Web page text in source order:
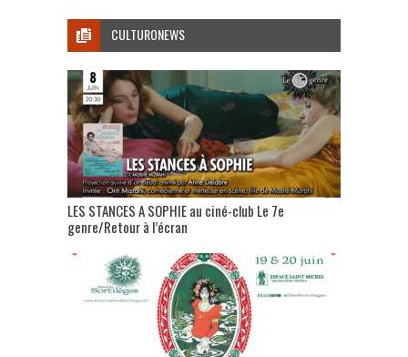
CULTURONEWS
LES STANCES A SOPHIE au ciné-club Le 7e
genre/Retour à l’écran